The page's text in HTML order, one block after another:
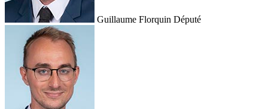
Guillaume Florquin Député